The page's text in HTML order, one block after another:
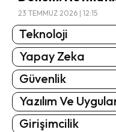
23 TEMMUZ 2026 | 12:15
Teknoloji
Yapay Zeka
Güvenlik
Yazılım Ve
Girişimcilik